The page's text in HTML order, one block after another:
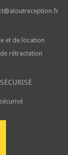
et de location
rétractation